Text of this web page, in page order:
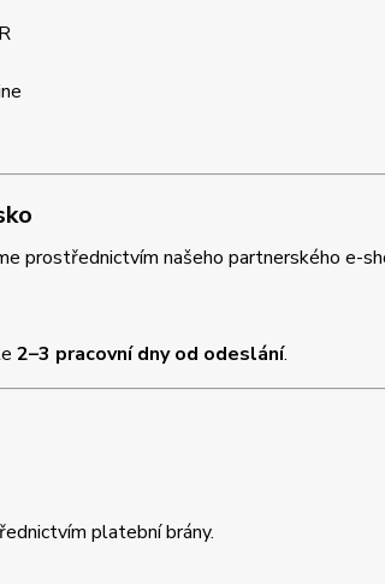
prostřednictvím našeho partnerského e-
2–3 pracovní dny od odeslání.
platební brány.